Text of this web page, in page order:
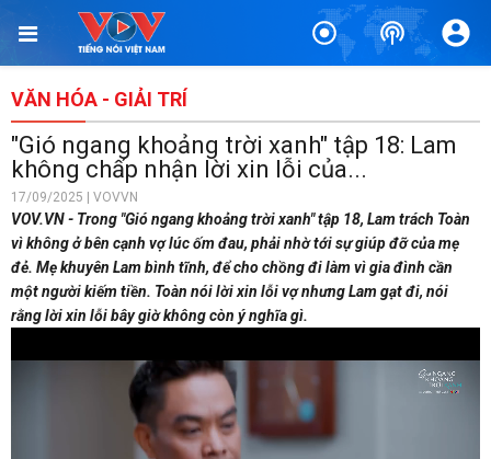
VĂN HÓA - GIẢI TRÍ
"Gió ngang khoảng trời xanh" tập 18: Lam
không chấp nhận lời xin lỗi của...
17/09/2025 | VOVVN
VOV.VN - Trong "Gió ngang khoảng trời xanh" tập 18, Lam trách Toàn
vì không ở bên cạnh vợ lúc ốm đau, phải nhờ tới sự giúp đỡ của mẹ
đẻ. Mẹ khuyên Lam bình tĩnh, để cho chồng đi làm vì gia đình cần
một người kiếm tiền. Toàn nói lời xin lỗi vợ nhưng Lam gạt đi, nói
rằng lời xin lỗi bây giờ không còn ý nghĩa gì.